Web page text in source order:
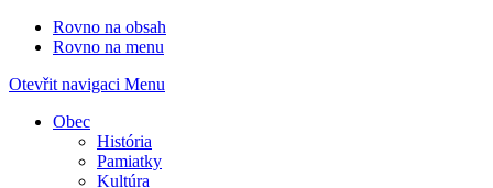
Rovno na obsah
Rovno na menu
Otevřit navigaci Menu
Obec
História
Pamiatky
Kultúra